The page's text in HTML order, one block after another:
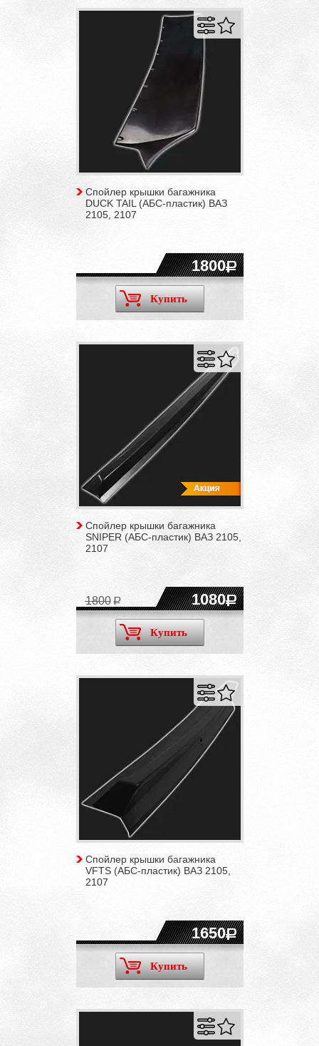
Спойлер крышки багажника
DUCK TAIL (АБС-пластик) ВАЗ
2105, 2107
1800
Купить
Спойлер крышки багажника
SNIPER (АБС-пластик) ВАЗ 2105,
2107
1080
1800
Купить
Спойлер крышки багажника
VFTS (АБС-пластик) ВАЗ 2105,
2107
1650
Купить